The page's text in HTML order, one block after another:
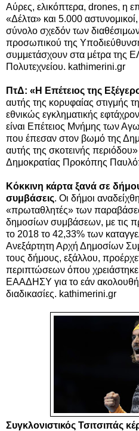
Αύρες, ελικόπτερα, drones, η
«Δέλτα» και 5.000
σύνολο σχεδόν των
προσωπικού της
συμμετάσχουν στα μέτρα της
Πολυτεχνείου. kathimerini.gr
ΠτΔ: «Η Επέτειος της
αυτής της κορυφαίας στιγμής
εθνικώς εγκληματικής
είναι Επέτειος Μνήμης των
που έπεσαν στον βωμό της
αυτής της σκοτεινής
Δημοκρατίας Προκόπης
Κόκκινη κάρτα ξανά σε
συμβάσεις. Οι δήμοι
«πρωταθλητές» των
δημοσίων συμβάσεων, με τις
το 2018 το 42,33% των
Ανεξάρτητη Αρχή Δημοσίων
τους δήμους, εξάλλου,
περιπτώσεων όπου
ΕΑΑΔΗΣΥ για το εάν
διαδικασίες. kathimerini.gr
Συγκλονιστικός Τσιτσιπάς